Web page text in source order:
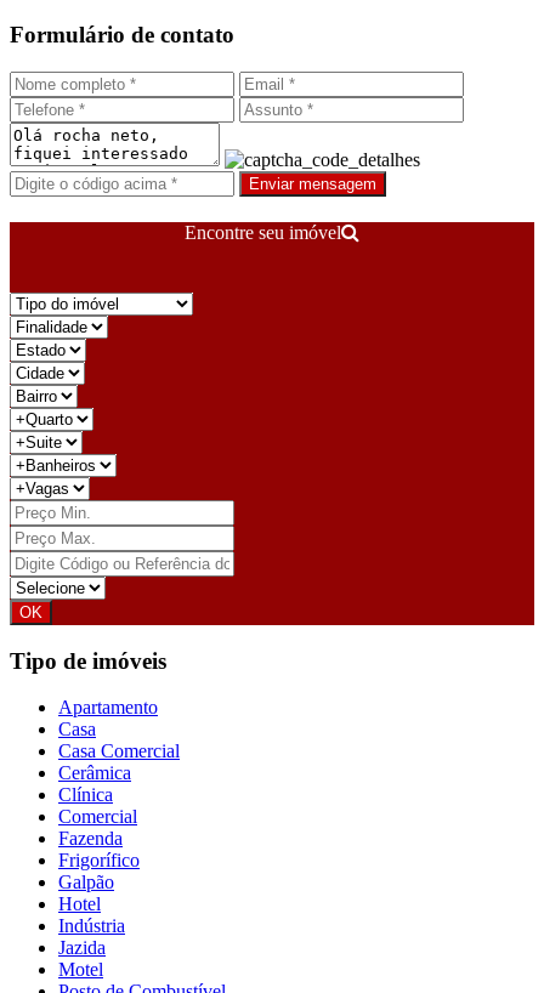
Formulário de contato
Enviar mensagem
Encontre seu imóvel
Tipo de imóveis
Apartamento
Casa
Casa Comercial
Cerâmica
Clínica
Comercial
Fazenda
Frigorífico
Galpão
Hotel
Indústria
Jazida
Motel